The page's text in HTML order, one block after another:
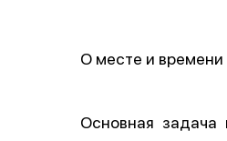
О месте и
Основная задача